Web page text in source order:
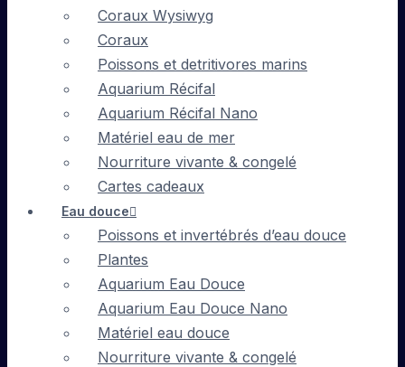
Coraux Wysiwyg
Coraux
Poissons et detritivores marins
Aquarium Récifal
Aquarium Récifal Nano
Matériel eau de mer
Nourriture vivante & congelé
Cartes cadeaux
Eau douce
Poissons et invertébrés d’eau douce
Plantes
Aquarium Eau Douce
Aquarium Eau Douce Nano
Matériel eau douce
Nourriture vivante & congelé